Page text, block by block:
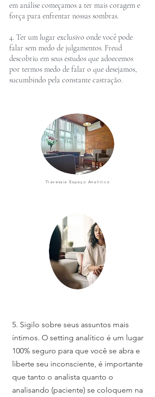
em análise começamos a ter mais coragem e
força para enfrentar nossas sombras.
4. Ter um lugar exclusivo onde você pode
falar sem medo de julgamentos. Freud
descobriu em seus estudos que adoecemos
por termos medo de falar o que desejamos,
sucumbindo pela constante castração.
Travessia Espaço Analítico
5. Sigilo sobre seus assuntos mais
íntimos. O setting analítico é um lugar
100% seguro para que você se abra e
liberte seu inconsciente, é importante
que tanto o analista quanto o
analisando (paciente) se coloquem na